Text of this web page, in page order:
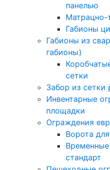
панелью
Матрацно-
Габионы
Габионы из
габионы)
сетки
Забор из сетки
Инвентарные
площадки
Ограждения
Ворота
стандарт